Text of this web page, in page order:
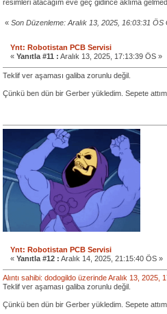
resimleri atacağım eve geç gidince aklıma
« Son Düzenleme: Aralık 13, 2025, 16:03:31
Ynt: Robotistan PCB Servisi
« Yanıtla #11 : Aralık 13, 2025, 17:13:39 ÖS »
Teklif ver aşaması galiba zorunlu değil.
Çünkü ben dün bir Gerber yükledim. Sepete
Ynt: Robotistan PCB Servisi
« Yanıtla #12 : Aralık 14, 2025, 21:15:40 ÖS »
Alıntı sahibi: dodogildo üzerinde Aralık 13, 2025,
Teklif ver aşaması galiba zorunlu değil.
Çünkü ben dün bir Gerber yükledim. Sepete